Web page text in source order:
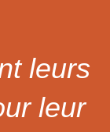
leurs
leur